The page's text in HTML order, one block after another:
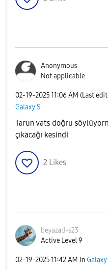
Anonymous
Not applicable
‎02-19-202511:06 AM (Last
Galaxy S
Tarun vats doğru
çıkacağı kesindi
2 Likes
beyazad-s23
Active Level 9
‎02-19-202511:42 AM in Galaxy